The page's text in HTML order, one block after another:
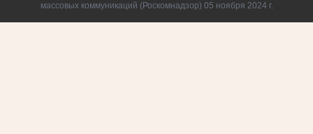
массовых коммуникаций (Роскомнадзор) 05 ноября 2024 г.